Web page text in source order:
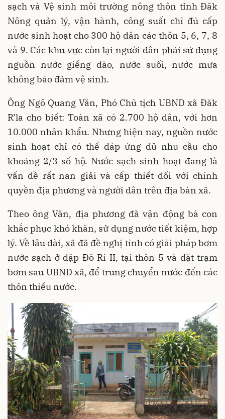
sạch và Vệ sinh môi trường nông thôn tỉnh Đăk
Nông quản lý, vận hành, công suất chỉ đủ cấp
nước sinh hoạt cho 300 hộ dân các thôn 5, 6, 7, 8
và 9. Các khu vực còn lại người dân phải sử dụng
nguồn nước giếng đào, nước suối, nước mưa
không bảo đảm vệ sinh.
Ông Ngô Quang Văn, Phó Chủ tịch UBND xã Đăk
R’la cho biết: Toàn xã có 2.700 hộ dân, với hơn
10.000 nhân khẩu. Nhưng hiện nay, nguồn nước
sinh hoạt chỉ có thể đáp ứng đủ nhu cầu cho
khoảng 2/3 số hộ. Nước sạch sinh hoạt đang là
vấn đề rất nan giải và cấp thiết đối với chính
quyền địa phương và người dân trên địa bàn xã.
Theo ông Văn, địa phương đã vận động bà con
khắc phục khó khăn, sử dụng nước tiết kiệm, hợp
lý. Về lâu dài, xã đã đề nghị tỉnh có giải pháp bơm
nước sạch ở đập Đô Ri II, tại thôn 5 và đặt trạm
bơm sau UBND xã, để trung chuyển nước đến các
thôn thiếu nước.